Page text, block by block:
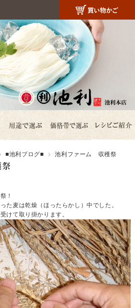
■池利ブログ■ 池利ファーム 収穫祭
！
た麦は乾燥（ほったらかし）中でした。
けて取り掛かります。